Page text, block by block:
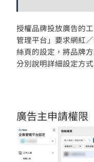
授權品牌投放廣告的
管理平台」要求網紅
絲頁的設定，將品牌
分別說明詳細設定方式
廣告主申請權限